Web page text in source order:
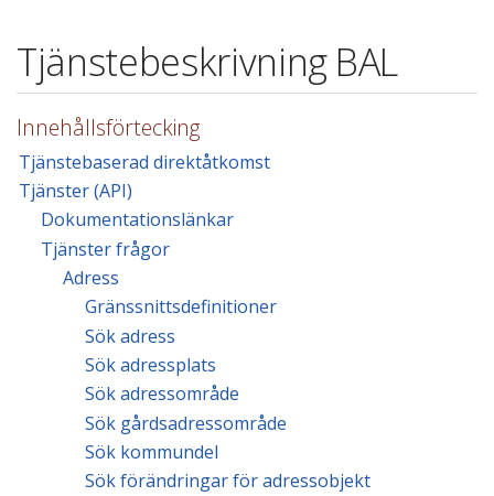
Tjänstebeskrivning BAL
Innehållsförtecking
Tjänstebaserad direktåtkomst
Tjänster (API)
Dokumentationslänkar
Tjänster frågor
Adress
Gränssnittsdefinitioner
Sök adress
Sök adressplats
Sök adressområde
Sök gårdsadressområde
Sök kommundel
Sök förändringar för adressobjekt